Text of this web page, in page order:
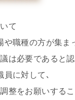
て
や職種の方が集ま
は必要であると
員に対して､
整をお願いする